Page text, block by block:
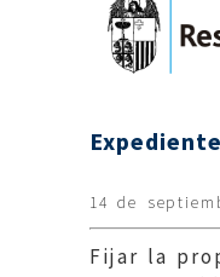
14 de
Fijar la